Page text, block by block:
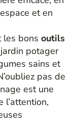
et en
les bons outils
potager
sains et
pas de
est une
l’attention,